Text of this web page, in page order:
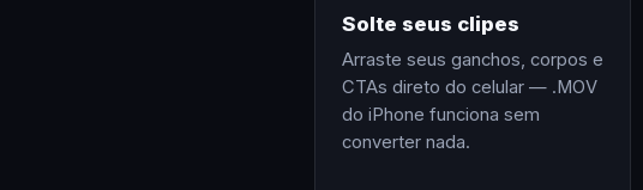
Solte seus clipes
Arraste seus ganchos, corpos e
CTAs direto do celular — .MOV
do iPhone funciona sem
converter nada.